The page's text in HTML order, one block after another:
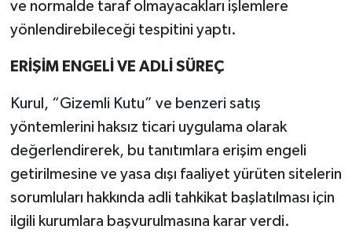
ve normalde taraf olmayacakları işlemlere
yönlendirebileceği tespitini yaptı.
ERİŞİM ENGELİ VE ADLİ SÜREÇ
Kurul, “Gizemli Kutu” ve benzeri satış
yöntemlerini haksız ticari uygulama olarak
değerlendirerek, bu tanıtımlara erişim engeli
getirilmesine ve yasa dışı faaliyet yürüten sitelerin
sorumluları hakkında adli tahkikat başlatılması için
ilgili kurumlara başvurulmasına karar verdi.